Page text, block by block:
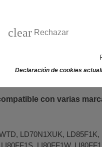
con varias
LD70N1XUK,
LI80FF1W,
clear Rechazar
Declaración de cookies